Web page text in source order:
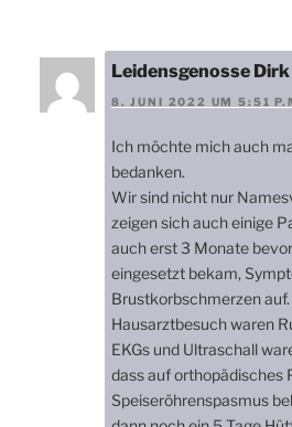
Leidensgenosse Dirk
8. JUNI 2022 UM 5:51
Ich möchte mich auch
bedanken.
Wir sind nicht nur
zeigen sich auch einige
auch erst 3 Monate
eingesetzt bekam,
Brustkorbschmerzen
Hausarztbesuch waren
EKGs und Ultraschall
dass auf orthopädisches
Speiseröhrenspasmus